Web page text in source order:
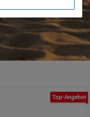
Top-Angebot